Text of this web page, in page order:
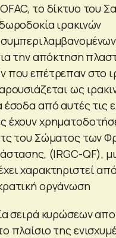
το δίκτυο του
ιρακινών
την απόκτηση
που επέτρεπαν στο
ως
από αυτές τις
έχουν
του Σώματος των
(IRGC-QF),
χαρακτηριστεί
οργάνωση
σειρά κυρώσεων
πλαίσιο της